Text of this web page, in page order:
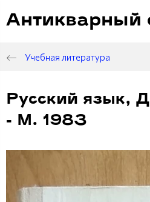
Антикварный
Учебная литература
Русский язык,
- М. 1983